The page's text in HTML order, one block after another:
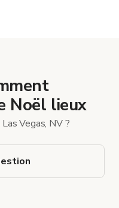
Noël lieux
Vegas, NV ?